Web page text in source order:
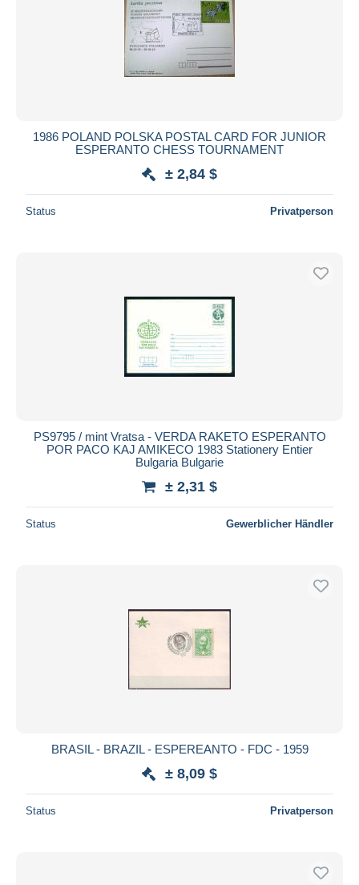
Übernehmen
1986 POLAND POLSKA POSTAL CARD FOR JUNIOR
ESPERANTO CHESS TOURNAMENT
± 2,84 $
Status Privatperson
PS9795 / mint Vratsa - VERDA RAKETO ESPERANTO
POR PACO KAJ AMIKECO 1983 Stationery Entier
Bulgaria Bulgarie
± 2,31 $
Status Gewerblicher Händler
BRASIL - BRAZIL - ESPEREANTO - FDC - 1959
± 8,09 $
Status Privatperson